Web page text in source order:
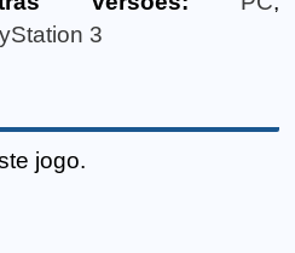
3
jogo.